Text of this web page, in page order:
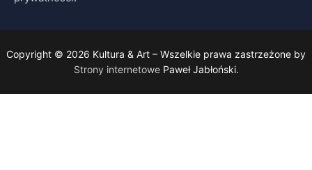
Copyright © 2026 Kultura & Art – Wszelkie prawa zastrzeżone by
Strony internetowePaweł Jabłoński.